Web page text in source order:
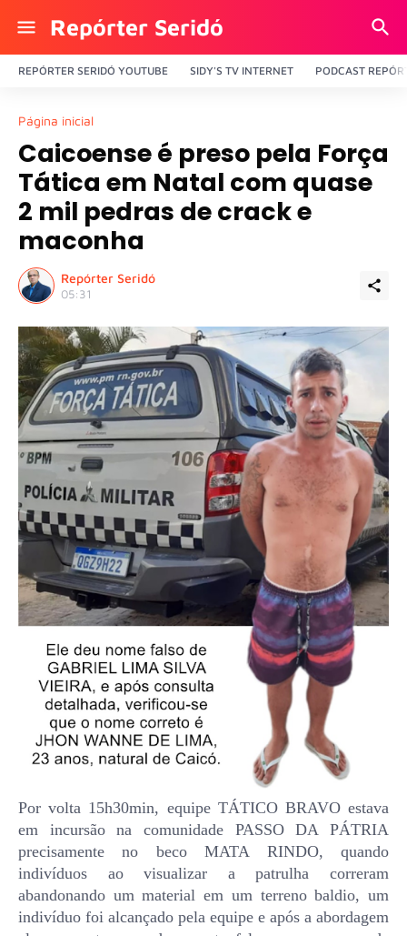
Repórter Seridó
REPÓRTER SERIDÓ YOUTUBE SIDY'S TV INTERNET PODCAST
Página inicial
Caicoense é preso pela Força
Tática em Natal com quase
2 mil pedras de crack e
maconha
Repórter Seridó
05:31
Por volta 15h30min, equipe TÁTICO BRAVO estava
em incursão na comunidade PASSO DA PÁTRIA
precisamente no beco MATA RINDO, quando
indivíduos ao visualizar a patrulha correram
abandonando um material em um terreno baldio, um
indivíduo foi alcançado pela equipe e após a abordagem